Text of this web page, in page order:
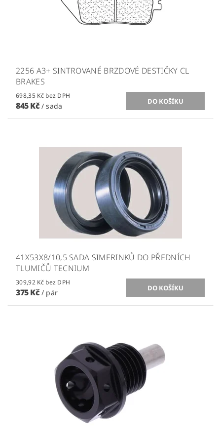
2256 A3+ SINTROVANÉ BRZDOVÉ DESTIČKY CL
BRAKES
698,35 Kč bez DPH
845 Kč / sada
41X53X8/10,5 SADA SIMERINKŮ DO PŘEDNÍCH
TLUMIČŮ TECNIUM
309,92 Kč bez DPH
375 Kč / pár